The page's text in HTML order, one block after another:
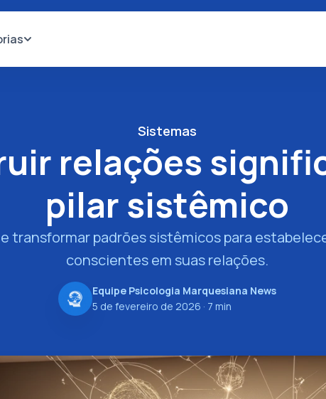
Sistemas
relações
pilar sistêmico
transformar padrões sistêmicos para
conscientes em suas relações.
Equipe Psicologia Marquesiana News
5 de fevereiro de 2026 · 7 min